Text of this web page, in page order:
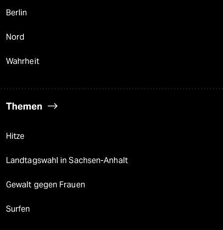
Berlin
Nord
Wahrheit
Themen
Hitze
Landtagswahl in Sachsen-Anhalt
Gewalt gegen Frauen
Surfen